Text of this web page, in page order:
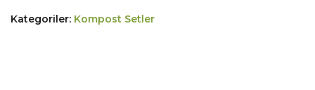
Kategoriler: Kompost Setler